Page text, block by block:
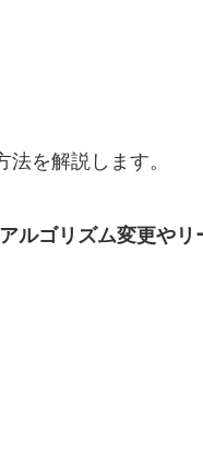
を解説します。
ルゴリズム変更やリ